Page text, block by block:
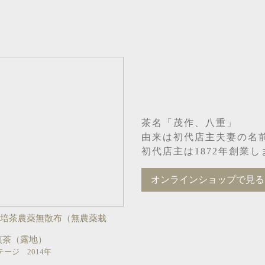
茶名「茂作、八重」
由来は初代店主夫妻の名
初代店主は1872年創業し
オンラインショップで見る
茶農薬無散布（無農薬栽
（露地）
ージ 2014年